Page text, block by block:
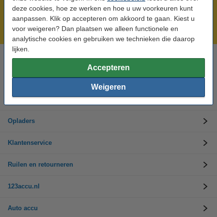
deze cookies, hoe ze werken en hoe u uw voorkeuren kunt
aanpassen. Klik op accepteren om akkoord te gaan. Kiest u
voor weigeren? Dan plaatsen we alleen functionele en
analytische cookies en gebruiken we technieken die daarop
lijken.
Accepteren
Weigeren
Meer dan 5 miljoen klanten!
Voor 23.59 uur besteld, morgen in huis!
Laagsteprijsgarantie!
Hulp nodig? Bel ons op 0294-787125
Op werkdagen van 9.00 tot 17.30 uur
Accu's
Opladers
Klantenservice
Ruilen en retourneren
123accu.nl
Auto accu